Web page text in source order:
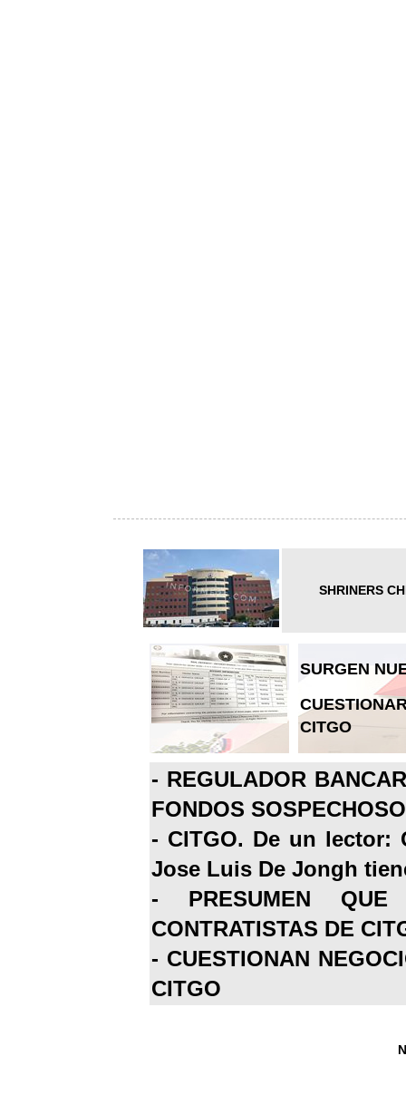
SHRINERS
SURGEN
CITGO
- REGULADOR
FONDOS
- CITGO. De un lector:
Jose Luis De Jongh
- PRESUMEN
CONTRATISTAS DE
- CUESTIONAN
CITGO